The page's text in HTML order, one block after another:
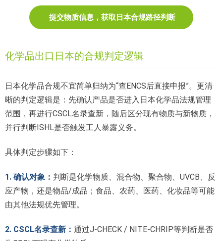
提交物质信息，获取日本合规路径判断
化学品出口日本的合规判定逻辑
日本化学品合规不宜简单归纳为“查ENCS后直接申报”。更清
晰的判定逻辑是：先确认产品是否进入日本化学品法规管理
范围，再进行CSCL名录查新，随后区分现有物质与新物质，
并行判断ISHL是否触发工人暴露义务。
具体判定步骤如下：
1. 确认对象： 判断是化学物质、混合物、聚合物、UVCB、反
应产物，还是物品/成品；食品、农药、医药、化妆品等可能
由其他法规优先管理。
2. CSCL名录查新： 通过J-CHECK / NITE-CHRIP等判断是否